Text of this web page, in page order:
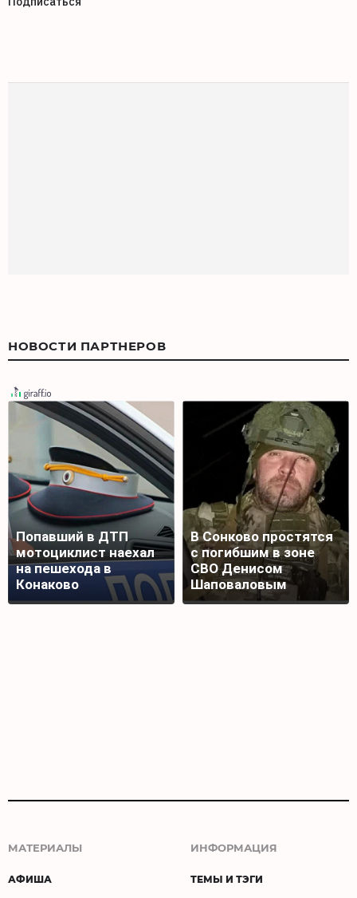
НОВОСТИ ПАРТНЕРОВ
Попавший в ДТП
мотоциклист наехал
на пешехода в
Конаково
В Сонково простятся
с погибшим в зоне
СВО Денисом
Шаповаловым
МАТЕРИАЛЫ
АФИША
ИНФОРМАЦИЯ
ТЕМЫ И ТЭГИ